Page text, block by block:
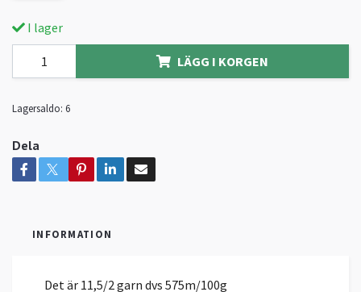
I lager
LÄGG I KORGEN
Lagersaldo: 6
Dela
INFORMATION
Det är 11,5/2 garn dvs 575m/100g